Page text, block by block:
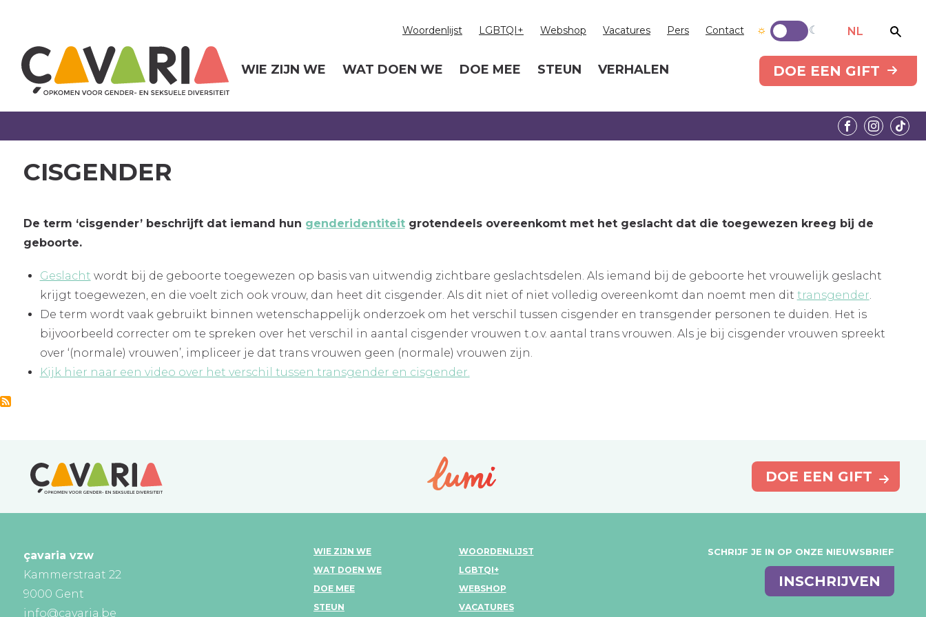
inhoud
gaan
Woordenlijst LGBTQI+ Webshop Vacatures Pers Contact NL
WIE ZIJN WE WAT DOEN WE DOE MEE STEUN VERHALEN DOE EEN GIFT
CISGENDER
De term ‘cisgender’ beschrijft dat iemand hun genderidentiteitgrotendeels overeenkomt met het geslacht dat die toegewezen kreeg bij de
geboorte.
Geslacht wordt bij de geboorte toegewezen op basis van uitwendig zichtbare geslachtsdelen. Als iemand bij de geboorte het vrouwelijk geslacht
krijgt toegewezen, en die voelt zich ook vrouw, dan heet dit cisgender. Als dit niet of niet volledig overeenkomt dan noemt men dit transgender.
De term wordt vaak gebruikt binnen wetenschappelijk onderzoek om het verschil tussen cisgender en transgender personen te duiden. Het is
bijvoorbeeld correcter om te spreken over het verschil in aantal cisgender vrouwen t.o.v. aantal trans vrouwen. Als je bij cisgender vrouwen spreekt
over ‘(normale) vrouwen’, impliceer je dat trans vrouwen geen (normale) vrouwen zijn.
Kijk hier naar een video over het verschil tussen transgender en cisgender.
DOE EEN GIFT
çavaria vzw
Kammerstraat 22
9000 Gent
info@cavaria.be
WIE ZIJN WE
WAT DOEN WE
DOE MEE
STEUN
WOORDENLIJST
LGBTQI+
WEBSHOP
VACATURES
SCHRIJF JE IN OP ONZE NIEUWSBRIEF
E-
mail
INSCHRIJVEN